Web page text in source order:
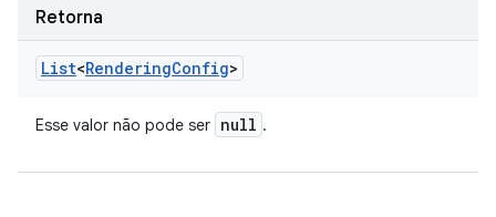
Retorna
List<RenderingConfig>
Esse valor não pode ser null .